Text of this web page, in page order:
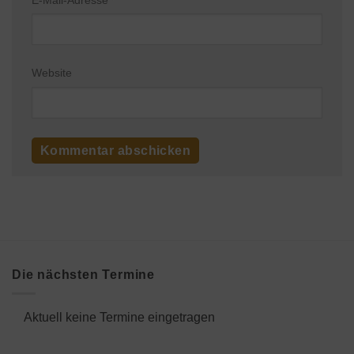
Website
Die nächsten Termine
Aktuell keine Termine eingetragen